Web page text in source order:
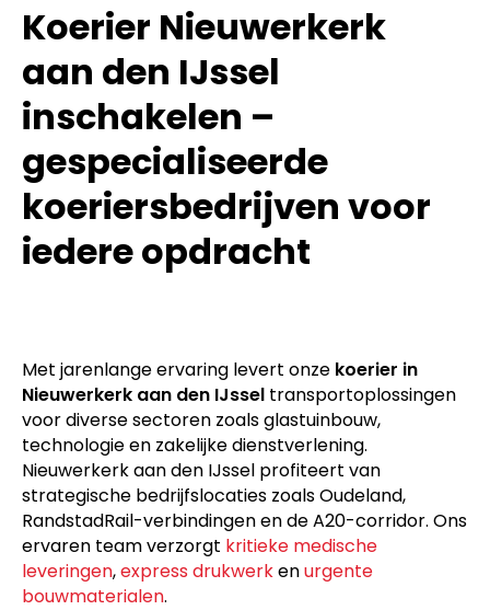
Koerier Nieuwerkerk
aan den IJssel
inschakelen –
gespecialiseerde
koeriersbedrijven voor
iedere opdracht
Met jarenlange ervaring levert onze koerier in
Nieuwerkerk aan den IJssel transportoplossingen
voor diverse sectoren zoals glastuinbouw,
technologie en zakelijke dienstverlening.
Nieuwerkerk aan den IJssel profiteert van
strategische bedrijfslocaties zoals Oudeland,
RandstadRail-verbindingen en de A20-corridor. Ons
ervaren team verzorgt kritieke medische
leveringen,express drukwerkenurgente
bouwmaterialen.